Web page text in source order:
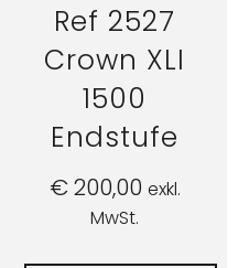
Ref 2527
Crown XLI
1500
Endstufe
€200,00 exkl.
MwSt.